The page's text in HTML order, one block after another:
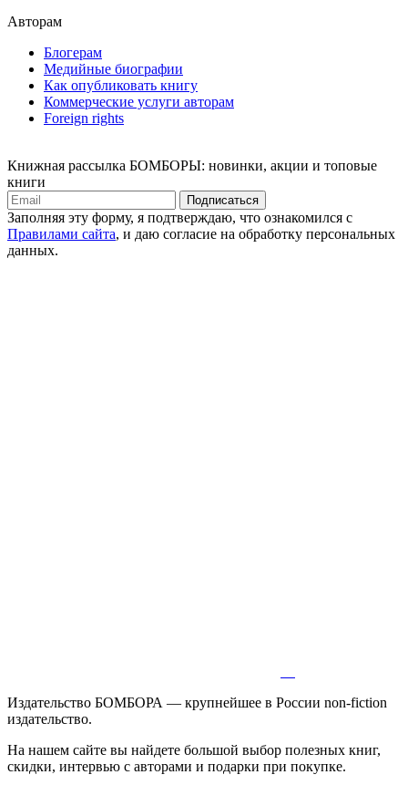
Авторам
Блогерам
Медийные биографии
Как опубликовать книгу
Коммерческие услуги авторам
Foreign rights
Книжная рассылка БОМБОРЫ: новинки, акции и топовые
книги
Подписаться
Заполняя эту форму, я подтверждаю, что ознакомился с
Правилами сайта, и даю согласие на обработку персональных
данных.
Издательство БОМБОРА — крупнейшее в России non-fiction
издательство.
На нашем сайте вы найдете большой выбор полезных книг,
скидки, интервью с авторами и подарки при покупке.